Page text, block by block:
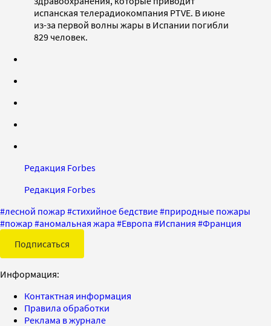
испанская телерадиокомпания РТVЕ. В июне
из-за первой волны жары в Испании погибли
829 человек.
Редакция Forbes
Редакция Forbes
#лесной пожар #стихийное бедствие#природные пожары
#пожар #аномальная жара #Европа #Испания #Франция
Подписаться
Информация:
Контактная информация
Правила обработки
Реклама в журнале